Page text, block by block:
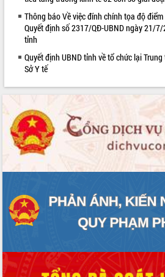
Bí thư Tỉnh ủy Lương Nguyễn Minh
Triết thăm, tặng quà người có công với
cách mạng
Rà soát, hoàn thiện hệ thống thiết chế
văn hóa, thể thao đáp ứng yêu cầu
Minh
Lễ truy điệu và an táng hài cốt liệt sĩ
tại Nghĩa trang Liệt sĩ xã Sơn Hòa
Bàn giải pháp tháo gỡ khó khăn trong
xuất khẩu sầu riêng và triển khai quy
Thứ trưởng Bộ Nông nghiệp và Môi
trường Nguyễn Hoàng Hiệp khảo sát
vùng trồng và doanh nghiệp đóng gói
Trình diễn nghệ thuật chế biến các
món ăn từ sầu riêng
LIÊN KẾT WEB
Thông báo Về việc đính chính tọa độ
Quyết định số 2317/QĐ-UBND ngày 21/
tỉnh
Quyết định UBND tỉnh về tổ chức lại
Sở Y tế